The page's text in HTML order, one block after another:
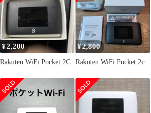
¥2,200
Rakuten WiFi Pocket 2C
¥2,800
Rakuten WiFi Pocket 2c